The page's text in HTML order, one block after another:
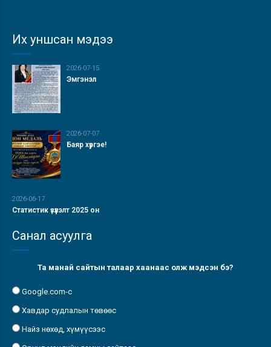
Их уншсан мэдээ
2026-07-15
Эмгэнэл
2026-07-07
Баяр хүргэе!
2026-06-17
Статистик үзүүлэлт 2025 он
Санал асуулга
Та манай сайтын талаар хаанаас олж мэдсэн бэ?
Google.com-с
Хавдар судлалын төвөөс
Найз нөхөд, хүмүүсээс